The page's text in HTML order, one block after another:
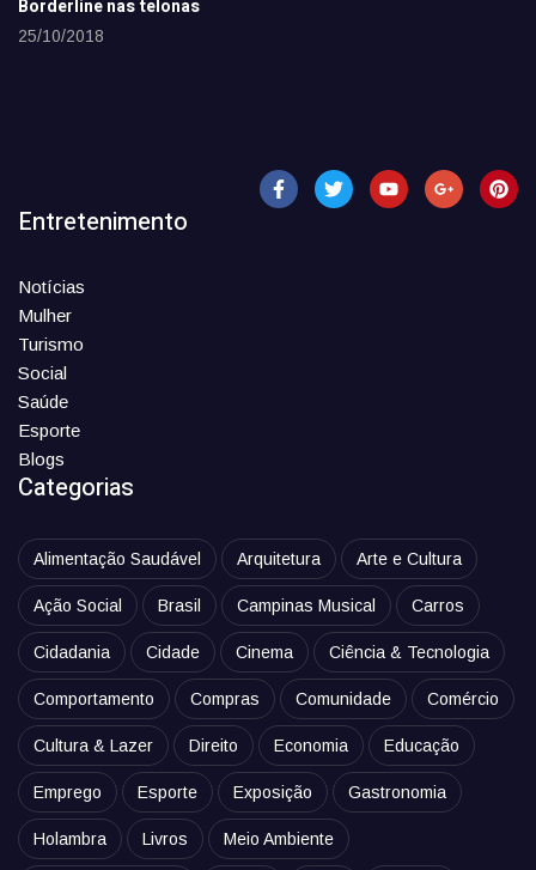
Borderline nas telonas
25/10/2018
Entretenimento
Notícias
Mulher
Turismo
Social
Saúde
Esporte
Blogs
Categorias
Alimentação Saudável Arquitetura Arte e Cultura
Ação Social Brasil Campinas Musical Carros
Cidadania Cidade Cinema Ciência & Tecnologia
Comportamento Compras Comunidade Comércio
Cultura & Lazer Direito Economia Educação
Emprego Esporte Exposição Gastronomia
Holambra Livros Meio Ambiente